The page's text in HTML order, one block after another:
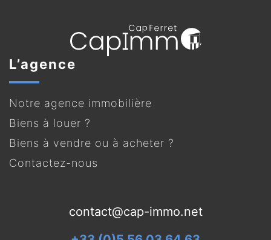
L’agence
Notre agence immobilière
Biens à louer ?
Biens à vendre ou à acheter ?
Contactez-nous
contact@cap-immo.net